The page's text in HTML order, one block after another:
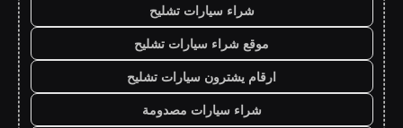
شراء سيارات تشليح
موقع شراء سيارات تشليح
ارقام يشترون سيارات تشليح
شراء سيارات مصدومة